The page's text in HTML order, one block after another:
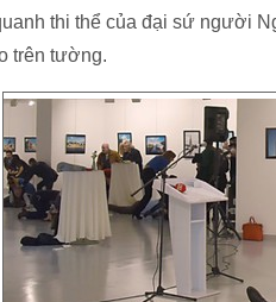
thi thể của đại sứ người
trên tường.